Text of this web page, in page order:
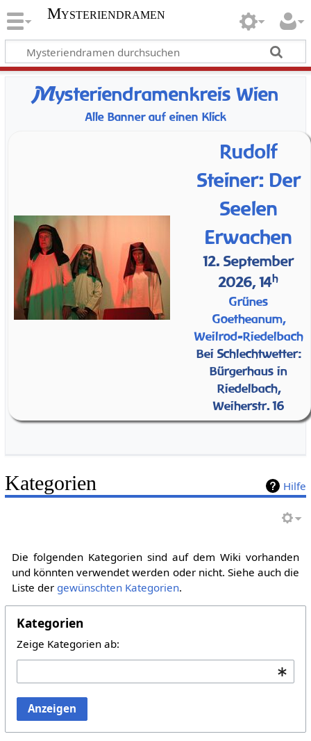
Mysteriendramen
Mysteriendramenkreis Wien
Alle Banner auf einen Klick
Rudolf
Steiner: Der
Seelen
Erwachen
12. September
2026, 14h
Grünes
Goetheanum,
Weilrod-Riedelbach
Bei Schlechtwetter:
Bürgerhaus in
Riedelbach,
Weiherstr. 16
Hilfe
Kategorien
Die folgenden Kategorien sind auf dem Wiki vorhanden
und könnten verwendet werden oder nicht. Siehe auch die
Liste der gewünschten Kategorien.
Kategorien
Zeige Kategorien ab:
Anzeigen